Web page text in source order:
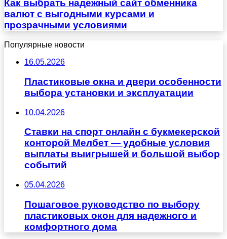
Как выбрать надежный сайт обменника
валют с выгодными курсами и
прозрачными условиями
Популярные новости
16.05.2026
Пластиковые окна и двери особенности
выбора установки и эксплуатации
10.04.2026
Ставки на спорт онлайн с букмекерской
конторой Мелбет — удобные условия
выплаты выигрышей и большой выбор
событий
05.04.2026
Пошаговое руководство по выбору
пластиковых окон для надежного и
комфортного дома